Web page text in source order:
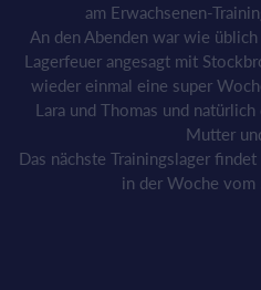
am Erwachsenen-
An den Abenden war wie
Lagerfeuer angesagt mit
wieder einmal eine super
Lara und Thomas und
Mutter
Das nächste Trainingslager
in der Woche